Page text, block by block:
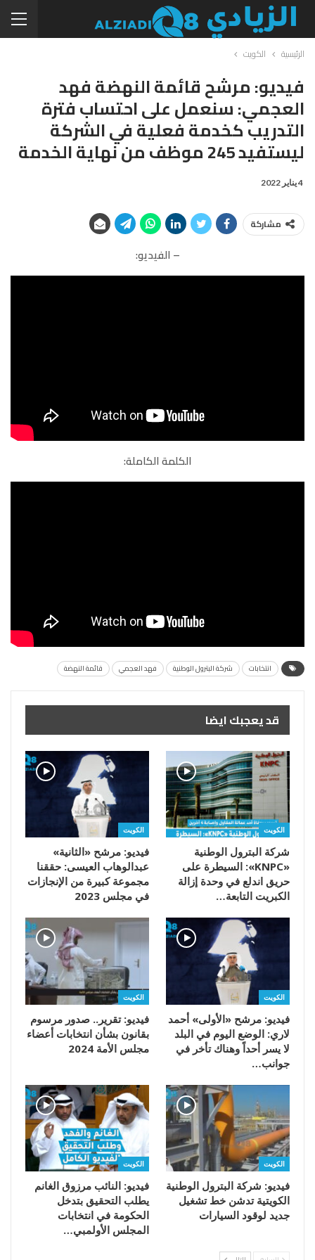
الرئيسية الكويت
فيديو: مرشح قائمة النهضة فهد
العجمي: سنعمل على احتساب فترة
التدريب كخدمة فعلية في الشركة
ليستفيد 245 موظف من نهاية الخدمة
4 يناير 2022
مشاركة
– الفيديو:
الكلمة الكاملة:
انتخابات شركة البترول الوطنية فهد العجمي قائمة النهضة
قد يعجبك ايضا
الكويت
شركة البترول الوطنية
«KNPC»: السيطرة على
حريق اندلع في وحدة إزالة
الكبريت التابعة…
الكويت
فيديو: مرشح «الثانية»
عبدالوهاب العيسى: حققنا
مجموعة كبيرة من الإنجازات
في مجلس 2023
الكويت
فيديو: مرشح «الأولى» أحمد
لاري: الوضع اليوم في البلد
لا يسر أحداً وهناك تأخر في
جوانب…
الكويت
فيديو: تقرير.. صدور مرسوم
بقانون بشأن انتخابات أعضاء
مجلس الأمة 2024
الكويت
فيديو: شركة البترول الوطنية
الكويتية تدشن خط تشغيل
جديد لوقود السيارات
الكويت
فيديو: النائب مرزوق الغانم
يطلب التحقيق بتدخل
الحكومة في انتخابات
المجلس الأولمبي…